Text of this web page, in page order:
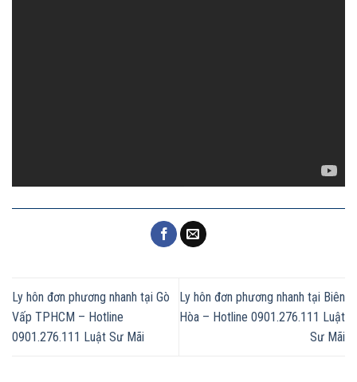
Ly hôn đơn phương nhanh tại Gò
Vấp TPHCM – Hotline
0901.276.111 Luật Sư Mãi
Ly hôn đơn phương nhanh tại Biên
Hòa – Hotline 0901.276.111 Luật
Sư Mãi